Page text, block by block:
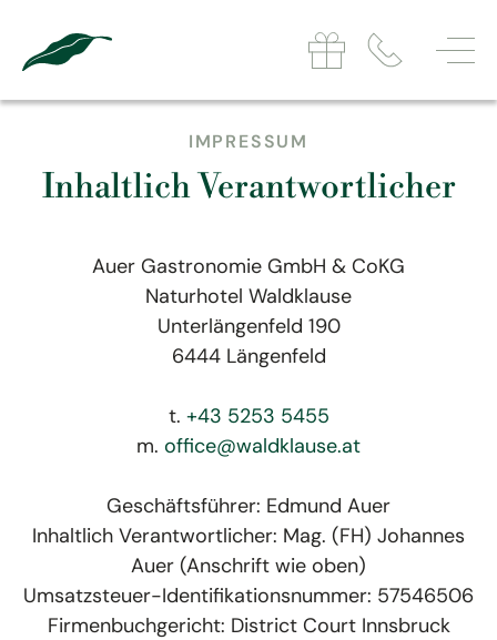
IMPRESSUM
Inhaltlich Verantwortlicher
Auer Gastronomie GmbH & CoKG
Naturhotel Waldklause
Unterlängenfeld 190
6444 Längenfeld
t. +43 5253 5455
m. office@waldklause.at
Geschäftsführer: Edmund Auer
Inhaltlich Verantwortlicher: Mag. (FH) Johannes
Auer (Anschrift wie oben)
Umsatzsteuer-Identifikationsnummer: 57546506
Firmenbuchgericht: District Court Innsbruck